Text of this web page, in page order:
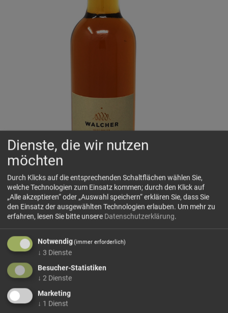
Zirbenspitz
Dienste, die wir nutzen
möchten
Durch Klicks auf die entsprechenden Schaltflächen wählen Sie,
welche Technologien zum Einsatz kommen; durch den Klick auf
„Alle akzeptieren“ oder „Auswahl speichern“ erklären Sie, dass Sie
den Einsatz der ausgewählten Technologien erlauben. Um mehr zu
erfahren, lesen Sie bitte unsere Datenschutzerklärung.
Notwendig(immer erforderlich)
↓ 3 Dienste
Besucher-Statistiken
↓ 2 Dienste
Marketing
↓ 1 Dienst